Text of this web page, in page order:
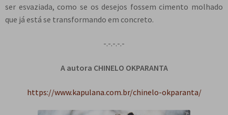
ser esvaziada, como se os desejos fossem cimento molhado
que já está se transformando em concreto.
-.-.-.-.-
A autora CHINELO OKPARANTA
https://www.kapulana.com.br/chinelo-okparanta/